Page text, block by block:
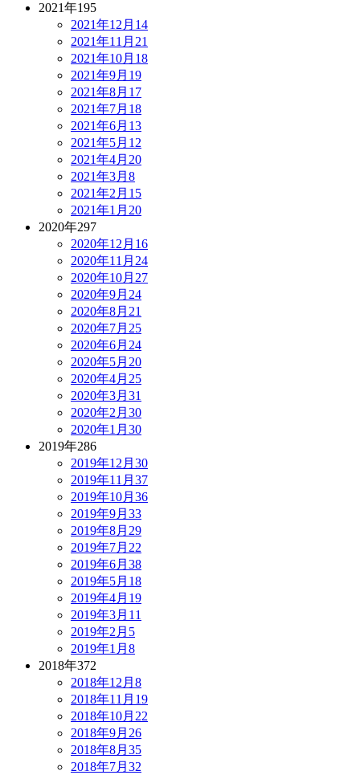
2021年195
2021年12月 14
2021年11月 21
2021年10月 18
2021年9月 19
2021年8月 17
2021年7月 18
2021年6月 13
2021年5月 12
2021年4月 20
2021年3月 8
2021年2月 15
2021年1月 20
2020年297
2020年12月 16
2020年11月 24
2020年10月 27
2020年9月 24
2020年8月 21
2020年7月 25
2020年6月 24
2020年5月 20
2020年4月 25
2020年3月 31
2020年2月 30
2020年1月 30
2019年286
2019年12月 30
2019年11月 37
2019年10月 36
2019年9月 33
2019年8月 29
2019年7月 22
2019年6月 38
2019年5月 18
2019年4月 19
2019年3月 11
2019年2月 5
2019年1月 8
2018年372
2018年12月 8
2018年11月 19
2018年10月 22
2018年9月 26
2018年8月 35
2018年7月 32